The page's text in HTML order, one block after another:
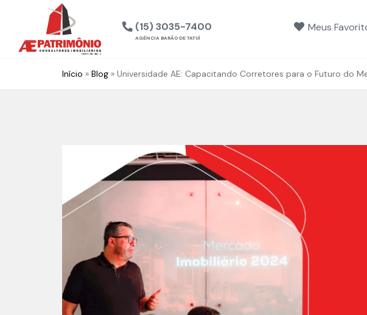
(15) 3035-7400
AGÊNCIA BARÃO DE TATUÍ
Meus
Início » Blog » Universidade AE: Capacitando Corretores para o Futuro do